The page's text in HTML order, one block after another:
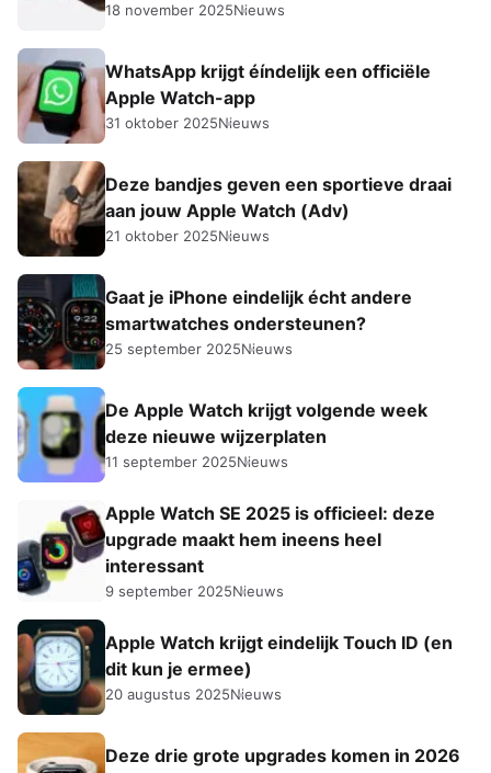
18 november 2025Nieuws
WhatsApp krijgt éíndelijk een officiële
Apple Watch-app
31 oktober 2025Nieuws
Deze bandjes geven een sportieve draai
aan jouw Apple Watch (Adv)
21 oktober 2025Nieuws
Gaat je iPhone eindelijk écht andere
smartwatches ondersteunen?
25 september 2025Nieuws
De Apple Watch krijgt volgende week
deze nieuwe wijzerplaten
11 september 2025Nieuws
Apple Watch SE 2025 is officieel: deze
upgrade maakt hem ineens heel
interessant
9 september 2025Nieuws
Apple Watch krijgt eindelijk Touch ID (en
dit kun je ermee)
20 augustus 2025Nieuws
Deze drie grote upgrades komen in 2026